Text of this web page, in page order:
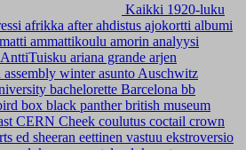
Kaikki 1920-luku
afrikka afterahdistus ajokortti albumi
ammattikoulu amorin analyysi
AnttiTuisku ariana grande arjen
assembly winterasunto Auschwitz
bachelorette Barcelona bb
box black pantherbritish museum
CERN Cheek coulutus coctail crown
ed sheeran eettinen vastuu ekstroversio